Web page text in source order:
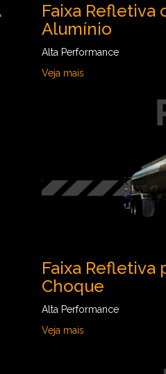
Faixa Refletiva
Alumínio
Alta Performance
Veja mais
Faixa Refletiva
Choque
Alta Performance
Veja mais